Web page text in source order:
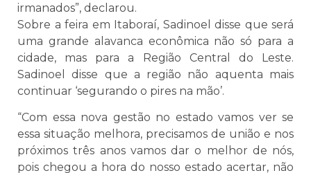
irmanados”, declarou.
Sobre a feira em Itaboraí, Sadinoel disse que será
uma grande alavanca econômica não só para a
cidade, mas para a Região Central do Leste.
Sadinoel disse que a região não aquenta mais
continuar ‘segurando o pires na mão’.
“Com essa nova gestão no estado vamos ver se
essa situação melhora, precisamos de união e nos
próximos três anos vamos dar o melhor de nós,
pois chegou a hora do nosso estado acertar, não